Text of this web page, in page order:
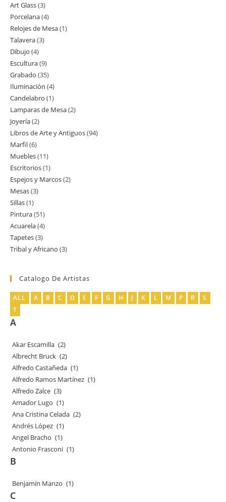
Art Glass 33
productos
Porcelana 44
productos
Relojes de Mesa 11
Talavera 33
Dibujo 44
productos
Escultura 99
productos
Grabado 3535
productos
Iluminación 44
productos
Candelabro 11
producto
Lamparas de Mesa 22
Joyería 22
productos
Libros de Arte y Antiguos 9494
Marfil 66
productos
Muebles 1111
productos
Escritorios 11
producto
Espejos y Marcos 22
Mesas 33
Sillas 11
producto
Pintura 5151
productos
Acuarela 44
productos
Tapetes 33
productos
Tribal y Africano 33
Catalogo De Artistas
ALL A B C D E F G H J K L M P R
S
T
A
Akar Escamilla (2)
Albrecht Bruck (2)
Alfredo Castañeda (1)
Alfredo Ramos Martínez (1)
Alfredo Zalce (3)
Amador Lugo (1)
Ana Cristina Celada (2)
Andrés López (1)
Angel Bracho (1)
Antonio Frasconi (1)
B
Benjamín Manzo (1)
C